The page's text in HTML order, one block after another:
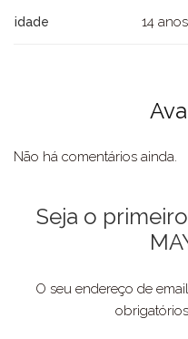
idade 14
Não há comentários ainda.
Seja o
O seu endereço de